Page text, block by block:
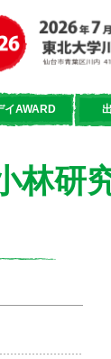
イAWARD
林研